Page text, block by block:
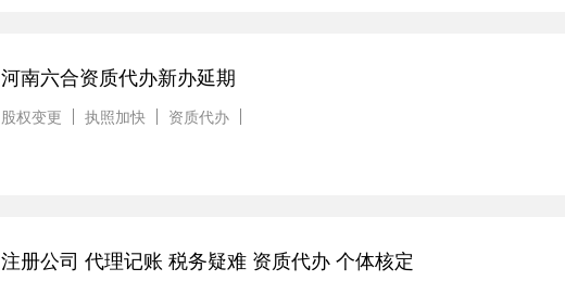
河南六合资质代办新办延期
股权变更 执照加快 资质代办
注册公司 代理记账 税务疑难 资质代办 个体核定